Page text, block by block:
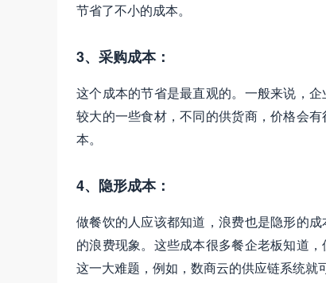
节省了不小的成本。
3、采购成本：
这个成本的节省是最直观的。一般来说，
较大的一些食材，不同的供货商，价格会
本。
4、隐形成本：
做餐饮的人应该都知道，浪费也是隐形的
的浪费现象。这些成本很多餐企老板知道
这一大难题，例如，数商云的供应链系统就